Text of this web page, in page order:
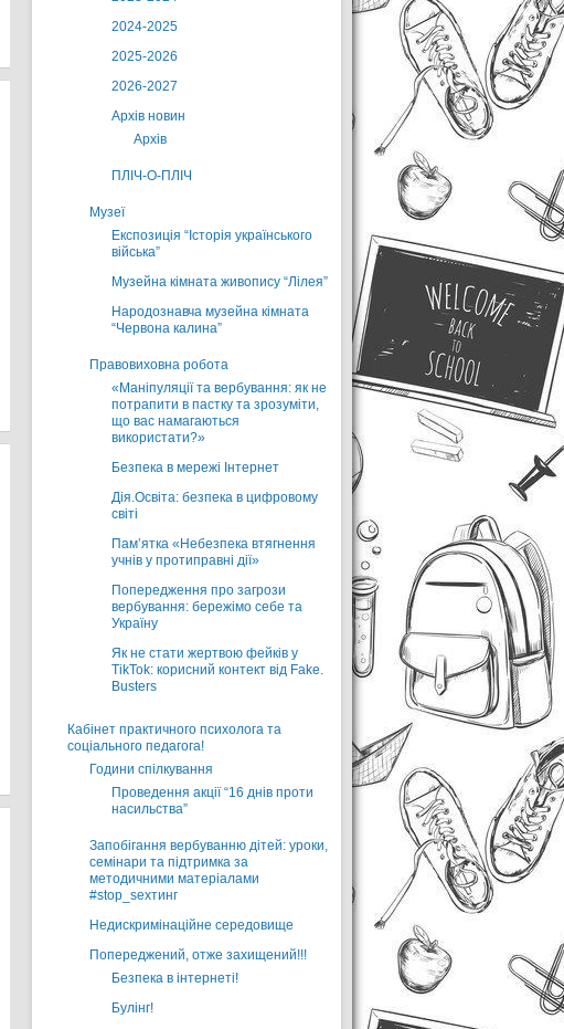
2024-2025
2025-2026
2026-2027
Архів новин
Архів
ПЛІЧ-О-ПЛІЧ
Музеї
Експозиція “Історія українського
війська”
Музейна кімната живопису “Лілея”
Народознавча музейна кімната
“Червона калина”
Правовиховна робота
«Маніпуляції та вербування: як не
потрапити в пастку та зрозуміти,
що вас намагаються
використати?»
Безпека в мережі Інтернет
Дія.Освіта: безпека в цифровому
світі
Пам’ятка «Небезпека втягнення
учнів у протиправні дії»
Попередження про загрози
вербування: бережімо себе та
Україну
Як не стати жертвою фейків у
TikTok: корисний контект від Fake.
Busters
Кабінет практичного психолога та
соціального педагога!
Години спілкування
Проведення акції “16 днів проти
насильства”
Запобігання вербуванню дітей: уроки,
семінари та підтримка за
методичними матеріалами
#stop_sexтинг
Недискримінаційне середовище
Попереджений, отже захищений!!!
Безпека в інтернеті!
Булінг!